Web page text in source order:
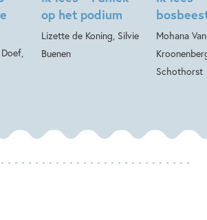
op het podium
Lizette de Koning, Silvie
Buenen
Mohana
Schothorst